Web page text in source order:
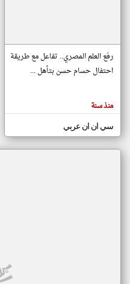
المقالات
الموجوده
هنا عن
رفع العلم المصري.. تفاعل مع طريقة
احتفال حسام حسن بتأهل ...
منذ سنة
سي ان ان عربي